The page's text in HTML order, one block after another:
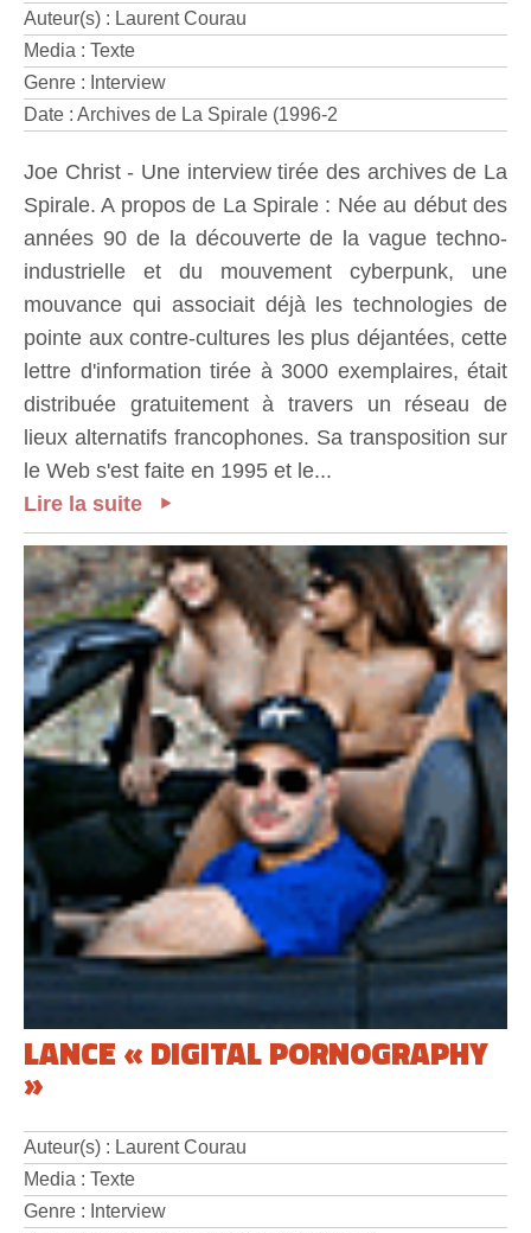
Auteur(s) : Laurent Courau
Media : Texte
Genre : Interview
Date : Archives de La Spirale (1996-2
Joe Christ - Une interview tirée des archives de La
Spirale. A propos de La Spirale : Née au début des
années 90 de la découverte de la vague techno-
industrielle et du mouvement cyberpunk, une
mouvance qui associait déjà les technologies de
pointe aux contre-cultures les plus déjantées, cette
lettre d'information tirée à 3000 exemplaires, était
distribuée gratuitement à travers un réseau de
lieux alternatifs francophones. Sa transposition sur
le Web s'est faite en 1995 et le...
Lire la suite
LANCE « DIGITAL PORNOGRAPHY
»
Auteur(s) : Laurent Courau
Media : Texte
Genre : Interview